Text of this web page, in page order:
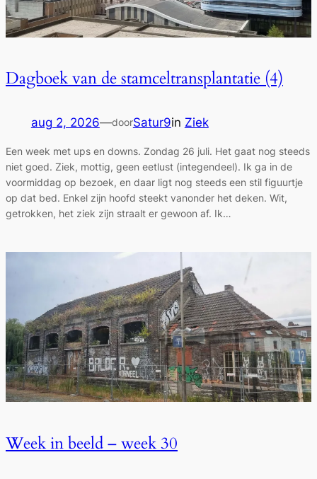
Dagboek van de stamceltransplantatie (4)
aug 2, 2026—doorSatur9in Ziek
Een week met ups en downs. Zondag 26 juli. Het gaat nog steeds
niet goed. Ziek, mottig, geen eetlust (integendeel). Ik ga in de
voormiddag op bezoek, en daar ligt nog steeds een stil figuurtje
op dat bed. Enkel zijn hoofd steekt vanonder het deken. Wit,
getrokken, het ziek zijn straalt er gewoon af. Ik…
Week in beeld – week 30